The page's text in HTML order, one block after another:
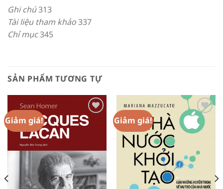
Ghi chú313
Tài liệu tham khảo337
Chỉ mục345
SẢN PHẨM TƯƠNG TỰ
Giảm giá!
Add to
Wishlist
Giảm giá!
Add to
Wishlist